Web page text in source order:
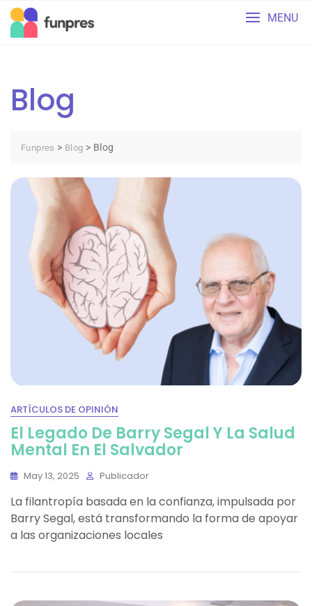
Skip
content
MENU
Blog
Funpres > Blog > Blog
ARTÍCULOS DE OPINIÓN
El Legado De Barry Segal Y La Salud
Mental En El Salvador
May 13, 2025 Publicador
La filantropía basada en la confianza, impulsada por
Barry Segal, está transformando la forma de apoyar
a las organizaciones locales